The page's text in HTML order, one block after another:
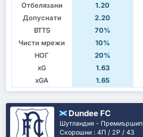
Отбелязани
1.20
Допуснати
2.20
BTTS
70%
Чисти мрежи
10%
НОГ
20%
xG
1.63
xGA
1.65
Dundee FC
Шутландия - Премиършип
Скорошни : 4П / 2P / 4З